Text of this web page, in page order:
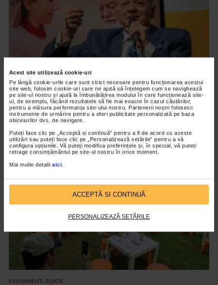
Acest site utilizează cookie-uri
Pe lângă cookie-urile care sunt strict necesare pentru funcționarea acestui
site web, folosim cookie-uri care ne ajută să înțelegem cum se navighează
pe site-ul nostru și ajută la îmbunătățirea modului în care funcționează site-
ul, de exemplu, făcând rezultatele să fie mai exacte în cazul căutărilor,
pentru a măsura performanța site-ului nostru. Partenerii noștri folosesc
instrumente de urmărire pentru a oferi publicitate personalizată pe baza
obiceiurilor dvs. de navigare.
Puteți face clic pe „Acceptă si continuă” pentru a fi de acord cu aceste
utilizări sau puteți face clic pe „Personalizează setările” pentru a vă
configura opțiunile. Vă puteți modifica preferințele și, în special, vă puteți
retrage consimțământul pe site-ul nostru în orice moment.
Mai multe detalii aici.
ACCEPTĂ SI CONTINUĂ
PERSONALIZEAZĂ SETĂRILE
EVENIMENT
Octavian Ursulescu, invitatul de onoare al
Galei ”Seniori de Colecție”, ediția X
2.191 vizualizari
VIDEO
EVENIMENT, TOATE